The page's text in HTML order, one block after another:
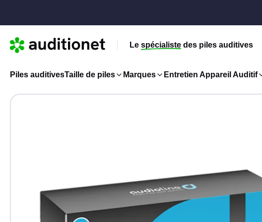
Le spécialiste des piles auditives
Piles auditivesTaille de piles Marques Entretien Appareil Auditif